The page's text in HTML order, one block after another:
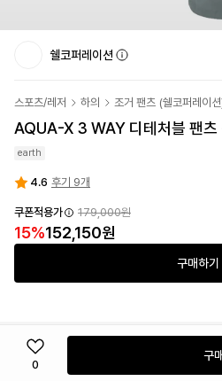
쉘코퍼레이션
스포츠/레저 하의 조거 팬츠 (쉘코퍼레이션
AQUA-X 3 WAY 디테처블 팬
earth
4.6 후기 9개
쿠폰적용가 179,000원
15%152,150원
구매하기
0
구